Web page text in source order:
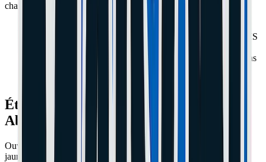
chargeur (le boîtier noir, pas l'écran de la trottinette).
Le chargeur ne débite pas. Soit la batterie est
Pleine, soit le fusible est grillé, soit la batterie est morte (BMS
Ça charge ! Si l'écran ne s'allume toujours pas
alors que la LED est Rouge, c'est probablement votre
(l'écran au guidon) qui est HS ou déconnecté.
Étape 2 : Le Multimètre (L'Arme
Absolue)
Ouvrez le deck (le plancher). Débranchez la batterie (grosse prise
jaune XT30 ou XT60). Prenez un multimètre réglé sur 200V DC.